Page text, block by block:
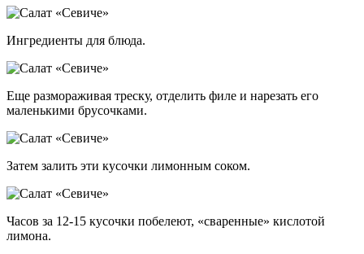
Ингредиенты для блюда.
Еще размораживая треску, отделить филе и нарезать его
маленькими брусочками.
Затем залить эти кусочки лимонным соком.
Часов за 12-15 кусочки побелеют, «сваренные» кислотой
лимона.